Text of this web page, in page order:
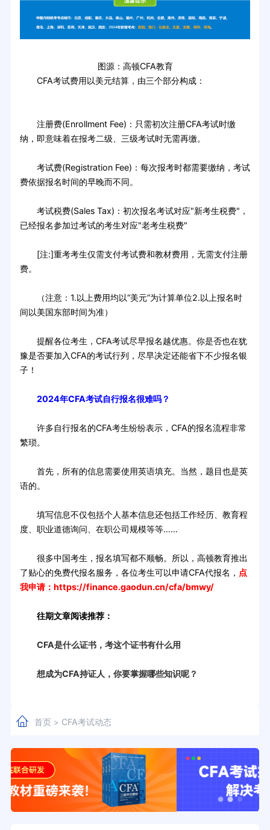
图源：高顿CFA教育
CFA考试费用以美元结算，由三个部分构成：
注册费(Enrollment Fee)：只需初次注册CFA考试时缴
纳，即意味着在报考二级、三级考试时无需再缴。
考试费(Registration Fee)：每次报考时都需要缴纳，考试
费依据报名时间的早晚而不同。
考试税费(Sales Tax)：初次报名考试对应"新考生税费"，
已经报名参加过考试的考生对应"老考生税费"
[注:]重考考生仅需支付考试费和教材费用，无需支付注册
费。
（注意：1.以上费用均以“美元”为计算单位2.以上报名时
间以美国东部时间为准）
提醒各位考生，CFA考试尽早报名越优惠。你是否也在犹
豫是否要加入CFA的考试行列，尽早决定还能省下不少报名银
子！
2024年CFA考试自行报名很难吗？
许多自行报名的CFA考生纷纷表示，CFA的报名流程非常
繁琐。
首先，所有的信息需要使用英语填充。当然，题目也是英
语的。
填写信息不仅包括个人基本信息还包括工作经历、教育程
度、职业道德询问、在职公司规模等等……
很多中国考生，报名填写都不顺畅。所以，高顿教育推出
了贴心的免费代报名服务，各位考生可以申请CFA代报名， 点
我申请： https://finance.gaodun.cn/cfa/bmwy/
往期文章阅读推荐：
CFA是什么证书，考这个证书有什么用
想成为CFA持证人，你要掌握哪些知识呢？
首页> CFA考试动态